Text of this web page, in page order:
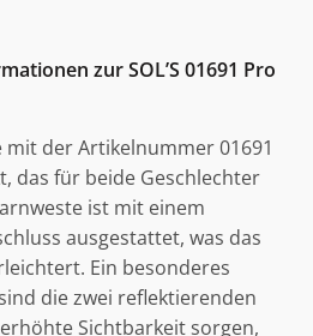
zur SOL’S 01691 Pro
mit der Artikelnummer 01691
das für beide Geschlechter
ist mit einem
ausgestattet, was das
Ein besonderes
die zwei reflektierenden
Sichtbarkeit sorgen,